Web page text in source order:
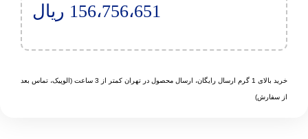
156،756،651 ریال
خرید بالای 1 گرم ارسال رایگان، ارسال محصول در تهران کمتر از 3 ساعت (الوپیک، تماس بعد
از سفارش)